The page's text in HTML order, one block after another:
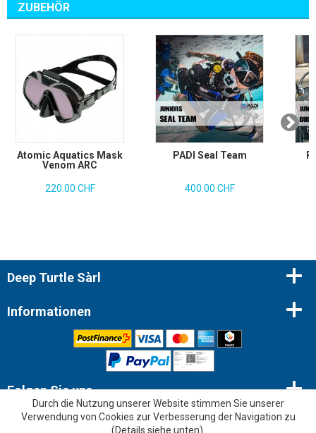
ZUBEHÖR
Atomic Aquatics Mask
Venom ARC
220.00 CHF
PADI Seal Team
400.00 CHF
Deep Turtle Sàrl
Informationen
Folgen Sie uns
Newsletter
Durch die Nutzung unserer Website stimmen Sie unserer
Verwendung von Cookies zur Verbesserung der Navigation zu
(Details siehe unten).